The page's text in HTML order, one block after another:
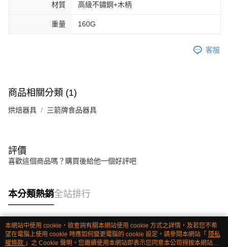
材質 高級不鏽鋼+木柄
重量 160G
客服
商品相關分類 (1)
烘焙器具 三箭牌食品器具
評價
喜歡這個商品嗎？購買後給他一個好評吧
本分類熱銷全站排行
熱門標籤
本網站中使用 cookie，欲查詢有關本網站使用 cookie 方式之詳情，及若您不希
望在電腦上使用 cookie 時應如何變更電腦的 cookie 設定，請參閱本網站「 隱私
權條款 」之 Cookie 聲明。您繼續使用本網站即表示您同意本公司得按本網站使